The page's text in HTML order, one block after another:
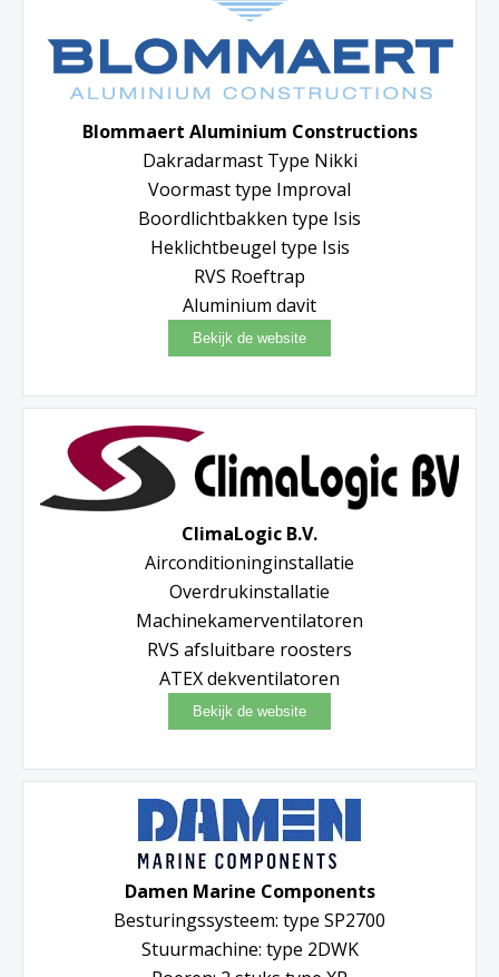
Blommaert Aluminium Constructions
Dakradarmast Type Nikki
Voormast type Improval
Boordlichtbakken type Isis
Heklichtbeugel type Isis
RVS Roeftrap
Aluminium davit
ClimaLogic B.V.
Airconditioninginstallatie
Overdrukinstallatie
Machinekamerventilatoren
RVS afsluitbare roosters
ATEX dekventilatoren
Damen Marine Components
Besturingssysteem: type SP2700
Stuurmachine: type 2DWK